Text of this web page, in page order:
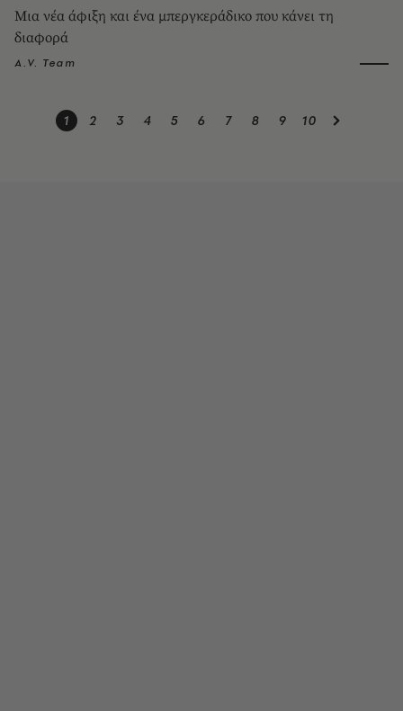
Μια νέα άφιξη και ένα μπεργκεράδικο που κάνει τη
διαφορά
A.V. Team
1 2 3 4 5 6 7 8 9 10